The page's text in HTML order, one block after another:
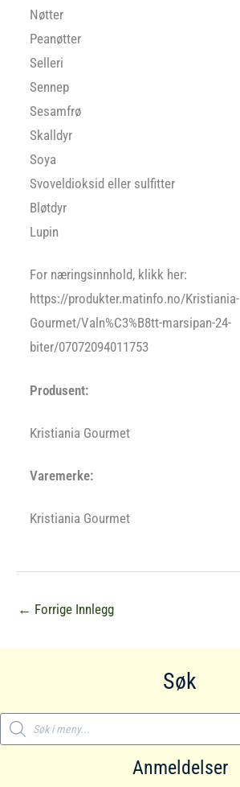
Nøtter
Peanøtter
Selleri
Sennep
Sesamfrø
Skalldyr
Soya
Svoveldioksid eller sulfitter
Bløtdyr
Lupin
For næringsinnhold, klikk her:
https://produkter.matinfo.no/Kristiania-
Gourmet/Valn%C3%B8tt-marsipan-24-
biter/07072094011753
Produsent:
Kristiania Gourmet
Varemerke:
Kristiania Gourmet
← Forrige Innlegg
Søk
Products
search
Anmeldelser